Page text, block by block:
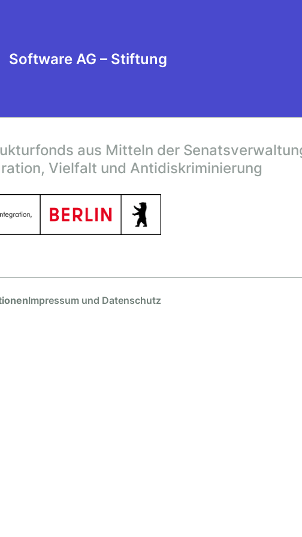
Software AG – Stiftung
aus Mitteln der
Vielfalt und Antidiskriminierung
Impressum und Datenschutz